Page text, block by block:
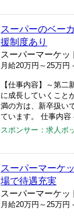
スーパーのベー
援制度あり
スーパーマーケ
月給20万円～25万円
【仕事内容】～第
に成長していくこと
満の方は、新卒扱い
ています。 仕事内容
スポンサー：求人ボ
スーパーマーケ
場で待遇充実
スーパーマーケ
月給20万円～25万円